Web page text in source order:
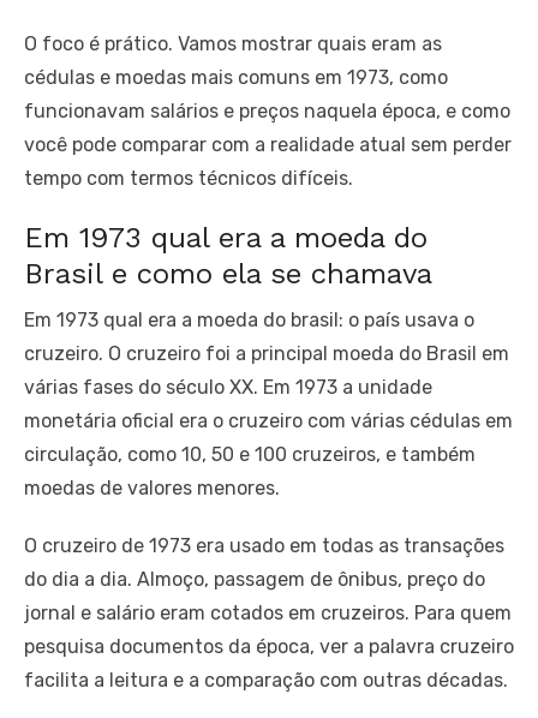
O foco é prático. Vamos mostrar quais eram as
cédulas e moedas mais comuns em 1973, como
funcionavam salários e preços naquela época, e como
você pode comparar com a realidade atual sem perder
tempo com termos técnicos difíceis.
Em 1973 qual era a moeda do
Brasil e como ela se chamava
Em 1973 qual era a moeda do brasil: o país usava o
cruzeiro. O cruzeiro foi a principal moeda do Brasil em
várias fases do século XX. Em 1973 a unidade
monetária oficial era o cruzeiro com várias cédulas em
circulação, como 10, 50 e 100 cruzeiros, e também
moedas de valores menores.
O cruzeiro de 1973 era usado em todas as transações
do dia a dia. Almoço, passagem de ônibus, preço do
jornal e salário eram cotados em cruzeiros. Para quem
pesquisa documentos da época, ver a palavra cruzeiro
facilita a leitura e a comparação com outras décadas.